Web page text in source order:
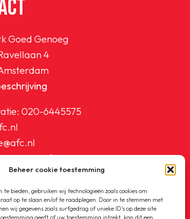
Beheer cookie toestemming
te bieden, gebruiken wij technologieën zoals cookies om
op te slaan en/of te raadplegen. Door in te stemmen met
wij gegevens zoals surfgedrag of unieke ID's op deze site
geeft of uw toestemming intrekt, kan dit een
Goed Genoeg
4
020-6445575